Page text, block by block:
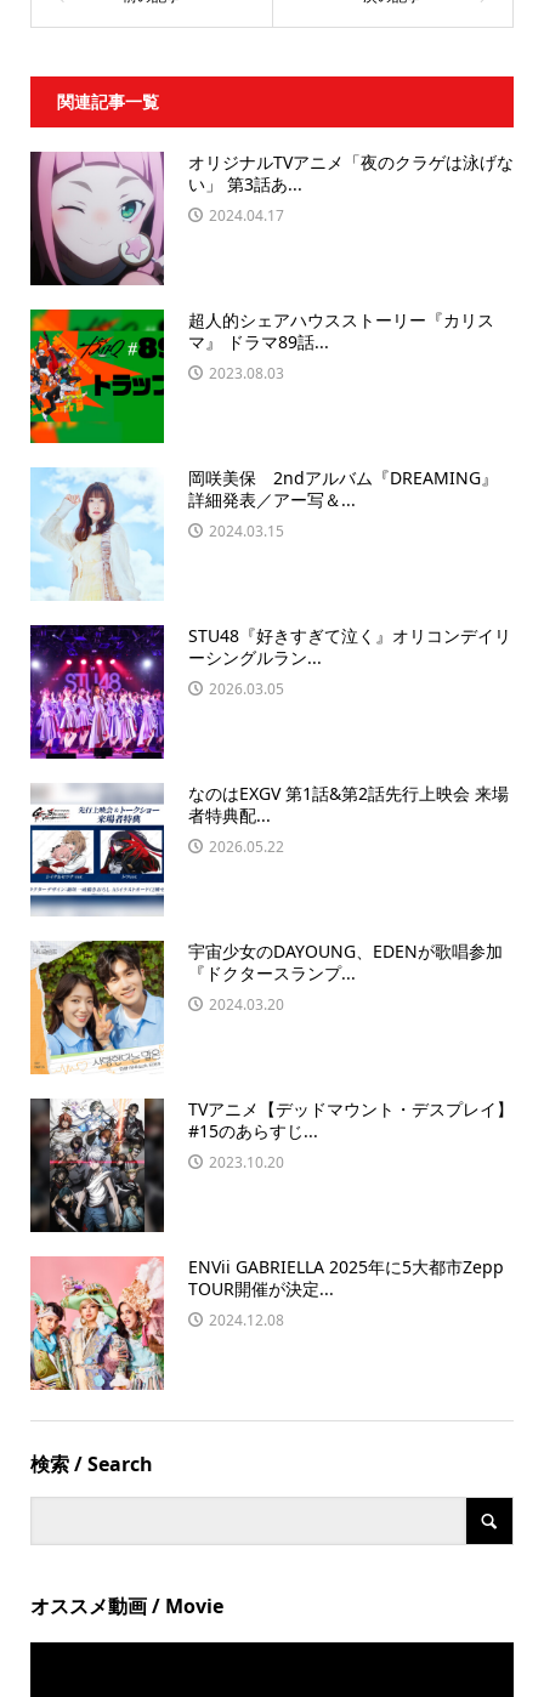
関連記事一覧
オリジナルTVアニメ「夜のクラゲは泳げな
い」 第3話あ...
2024.04.17
超人的シェアハウスストーリー『カリス
マ』 ドラマ89話...
2023.08.03
岡咲美保 2ndアルバム『DREAMING』
詳細発表／アー写＆...
2024.03.15
STU48『好きすぎて泣く』オリコンデイリ
ーシングルラン...
2026.03.05
なのはEXGV 第1話&第2話先行上映会 来場
者特典配...
2026.05.22
宇宙少女のDAYOUNG、EDENが歌唱参加
『ドクタースランプ...
2024.03.20
TVアニメ【デッドマウント・デスプレイ】
#15のあらすじ...
2023.10.20
ENVii GABRIELLA 2025年に5大都市Zepp
TOUR開催が決定...
2024.12.08
検索 / Search
オススメ動画 / Movie